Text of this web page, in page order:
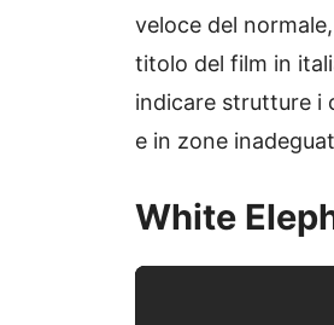
veloce del
titolo del film in
indicare strutture i
e in zone
White